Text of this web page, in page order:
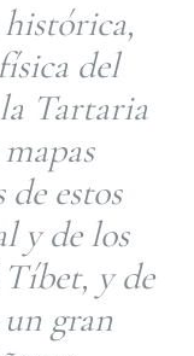
del
Tartaria
estos
y de los
y de
gran